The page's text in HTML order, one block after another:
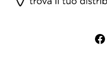
Facebook